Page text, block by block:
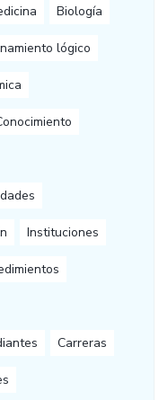
Biología
lógico
Instituciones
Carreras